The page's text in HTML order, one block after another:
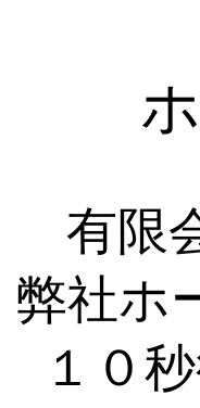
有限
弊社ホ
１０